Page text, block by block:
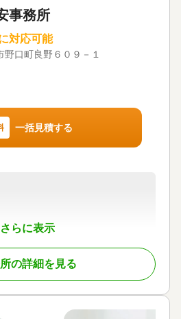
土日相談可 / 初回相談無料 / 18
イン面談可
事務所
対応可能
野口町良野６０９－１
一括見積する
さらに表示
き / 戸籍収集
の詳細を見る